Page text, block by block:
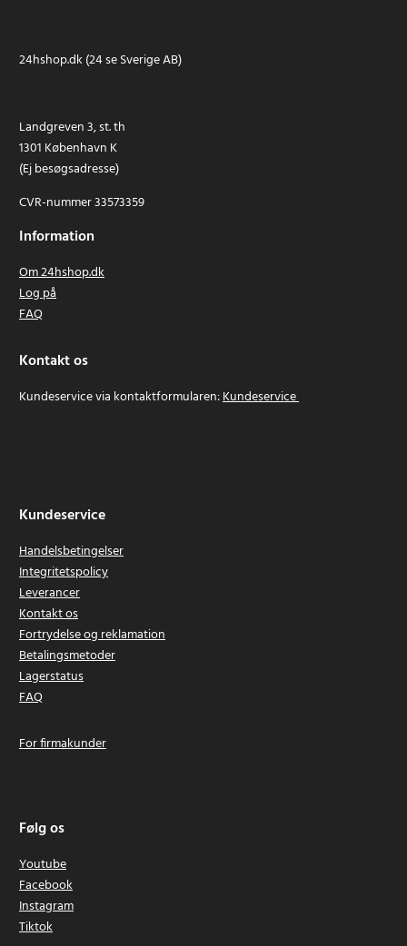
24hshop.dk (24 se Sverige AB)
Landgreven 3, st. th
1301 København K
(Ej besøgsadresse)
CVR-nummer 33573359
Information
Om 24hshop.dk
Log på
FAQ
Kontakt os
Kundeservice via kontaktformularen:Kundeservice
Kundeservice
Handelsbetingelser
Integritetspolicy
Leverancer
Kontakt os
Fortrydelse og reklamation
Betalingsmetoder
Lagerstatus
FAQ
For firmakunder
Følg os
Youtube
Facebook
Instagram
Tiktok